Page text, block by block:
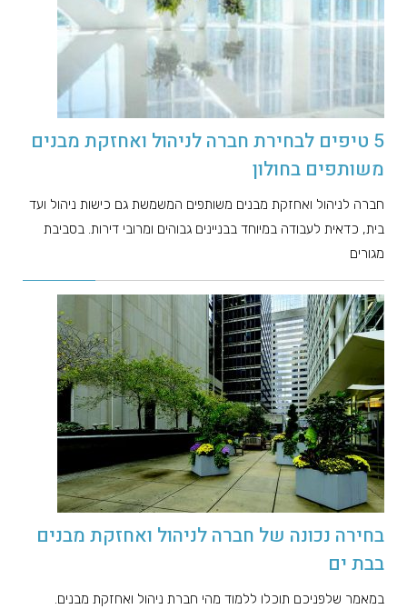
5 טיפים לבחירת חברה לניהול ואחזקת מבנים
משותפים בחולון
חברה לניהול ואחזקת מבנים משותפים המשמשת גם כישות ניהול ועד
בית, כדאית לעבודה במיוחד בבניינים גבוהים ומרובי דירות. בסביבת
מגורים
בחירה נכונה של חברה לניהול ואחזקת מבנים
בבת ים
במאמר שלפניכם תוכלו ללמוד מהי חברת ניהול ואחזקת מבנים.